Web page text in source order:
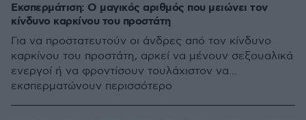
Εκσπερμάτιση: Ο μαγικός αριθμός που μειώνει τον
κίνδυνο καρκίνου του προστάτη
Για να προστατευτούν οι άνδρες από τον κίνδυνο
καρκίνου του προστάτη, αρκεί να μένουν σεξουαλικά
ενεργοί ή να φροντίσουν τουλάχιστον να...
εκσπερματώνουν περισσότερο